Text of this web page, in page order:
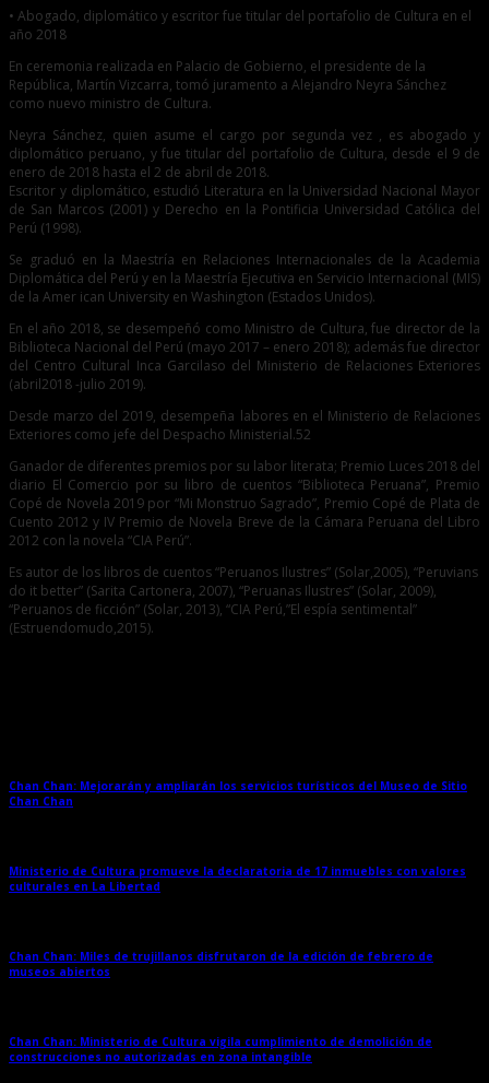
• Abogado, diplomático y escritor fue titular del portafolio de Cultura en el
año 2018
En ceremonia realizada en Palacio de Gobierno, el presidente de la
República, Martín Vizcarra, tomó juramento a Alejandro Neyra Sánchez
como nuevo ministro de Cultura.
Neyra Sánchez, quien asume el cargo por segunda vez , es abogado y
diplomático peruano, y fue titular del portafolio de Cultura, desde el 9 de
enero de 2018 hasta el 2 de abril de 2018.
Escritor y diplomático, estudió Literatura en la Universidad Nacional Mayor
de San Marcos (2001) y Derecho en la Pontificia Universidad Católica del
Perú (1998).
Se graduó en la Maestría en Relaciones Internacionales de la Academia
Diplomática del Perú y en la Maestría Ejecutiva en Servicio Internacional (MIS)
de la Amer ican University en Washington (Estados Unidos).
En el año 2018, se desempeñó como Ministro de Cultura, fue director de la
Biblioteca Nacional del Perú (mayo 2017 – enero 2018); además fue director
del Centro Cultural Inca Garcilaso del Ministerio de Relaciones Exteriores
(abril2018 -julio 2019).
Desde marzo del 2019, desempeña labores en el Ministerio de Relaciones
Exteriores como jefe del Despacho Ministerial.52
Ganador de diferentes premios por su labor literata; Premio Luces 2018 del
diario El Comercio por su libro de cuentos “Biblioteca Peruana”, Premio
Copé de Novela 2019 por “Mi Monstruo Sagrado”, Premio Copé de Plata de
Cuento 2012 y IV Premio de Novela Breve de la Cámara Peruana del Libro
2012 con la novela “CIA Perú”.
Es autor de los libros de cuentos “Peruanos Ilustres” (Solar,2005), “Peruvians
do it better” (Sarita Cartonera, 2007), “Peruanas Ilustres” (Solar, 2009),
“Peruanos de ficción” (Solar, 2013), “CIA Perú,”El espía sentimental”
(Estruendomudo,2015).
Chan Chan: Mejorarán y ampliarán los servicios turísticos del Museo de Sitio
Chan Chan
Ministerio de Cultura promueve la declaratoria de 17 inmuebles con valores
culturales en La Libertad
Chan Chan: Miles de trujillanos disfrutaron de la edición de febrero de
museos abiertos
Chan Chan: Ministerio de Cultura vigila cumplimiento de demolición de
construcciones no autorizadas en zona intangible